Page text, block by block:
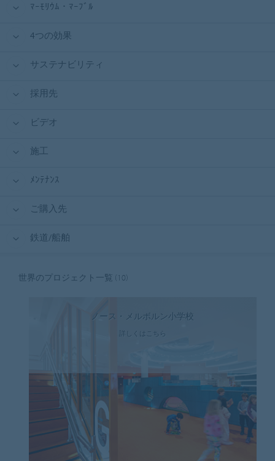
ﾏｰﾓﾘｳﾑ・ﾏｰﾌﾞﾙ
4つの効果
サステナビリティ
採用先
ビデオ
施工
ﾒﾝﾃﾅﾝｽ
ご購入先
鉄道/船舶
世界のプロジェクト一覧 (10)
ノース・メルボルン小学校
詳しくはこちら